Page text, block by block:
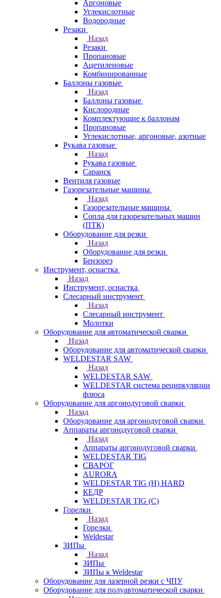
Аргоновые
Углекислотные
Водородные
Резаки
Назад
Резаки
Пропановые
Ацетиленовые
Комбинированные
Баллоны газовые
Назад
Баллоны газовые
Кислородные
Комплектующие к баллонам
Пропановые
Углекислотные, аргоновые, азотные
Рукава газовые
Назад
Рукава газовые
Саранск
Вентиля газовые
Газорезательные машины
Назад
Газорезательные машины
Сопла для газорезательных машин
(ПТК)
Оборудование для резки
Назад
Оборудование для резки
Бензорез
Инструмент, оснастка
Назад
Инструмент, оснастка
Слесарный инструмент
Назад
Слесарный инструмент
Молотки
Оборудование для автоматической сварки
Назад
Оборудование для автоматической сварки
WELDESTAR SAW
Назад
WELDESTAR SAW
WELDESTAR система рециркуляции
флюса
Оборудование для аргонодуговой сварки
Назад
Оборудование для аргонодуговой сварки
Аппараты аргонодуговой сварки
Назад
Аппараты аргонодуговой сварки
WELDESTAR TIG
СВАРОГ
AURORA
WELDESTAR TIG (H) HARD
КЕДР
WELDESTAR TIG (С)
Горелки
Назад
Горелки
Weldestar
ЗИПы
Назад
ЗИПы
ЗИПы к Weldestar
Оборудование для лазерной резки с ЧПУ
Оборудование для полуавтоматической сварки